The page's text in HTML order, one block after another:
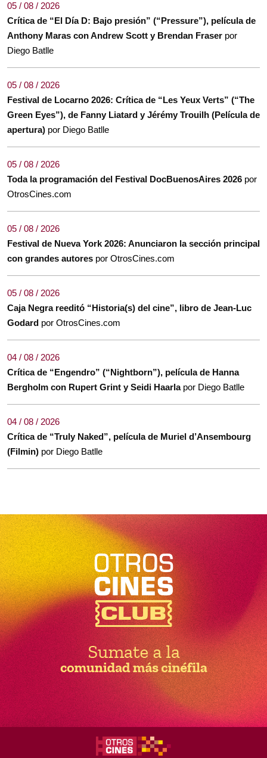
05 / 08 / 2026
Crítica de “El Día D: Bajo presión” (“Pressure”), película de
Anthony Maras con Andrew Scott y Brendan Fraser por
Diego Batlle
05 / 08 / 2026
Festival de Locarno 2026: Crítica de “Les Yeux Verts” (“The
Green Eyes”), de Fanny Liatard y Jérémy Trouilh (Película de
apertura) por Diego Batlle
05 / 08 / 2026
Toda la programación del Festival DocBuenosAires 2026 por
OtrosCines.com
05 / 08 / 2026
Festival de Nueva York 2026: Anunciaron la sección principal
con grandes autores por OtrosCines.com
05 / 08 / 2026
Caja Negra reeditó “Historia(s) del cine”, libro de Jean-Luc
Godard por OtrosCines.com
04 / 08 / 2026
Crítica de “Engendro” (“Nightborn”), película de Hanna
Bergholm con Rupert Grint y Seidi Haarla por Diego Batlle
04 / 08 / 2026
Crítica de “Truly Naked”, película de Muriel d’Ansembourg
(Filmin) por Diego Batlle